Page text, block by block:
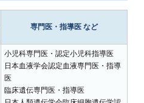
専門医・指導医 など
小児科専門医・認定小児科指導医
日本血液学会認定血液専門医・指導
医
臨床遺伝専門医・指導医